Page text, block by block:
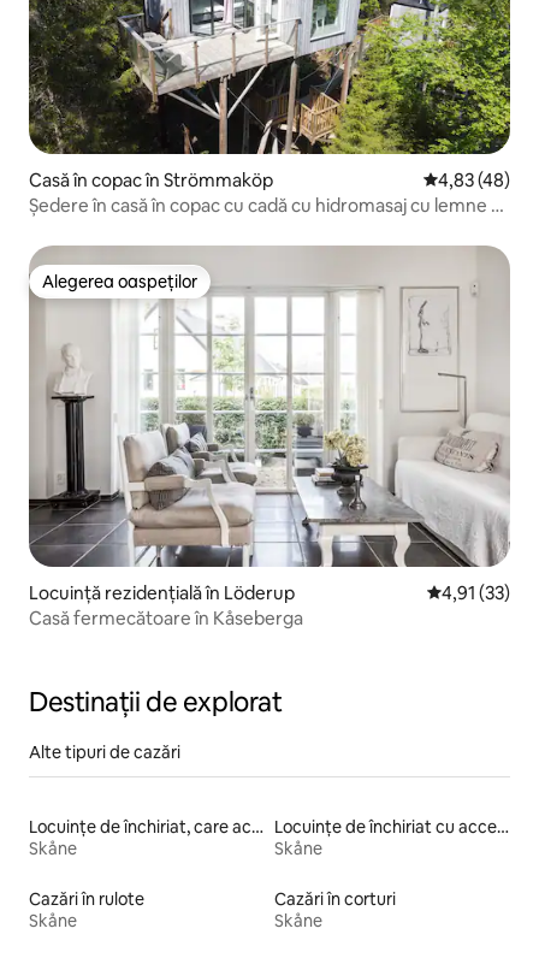
Casă în copac în Strömmaköp Scor mediu
4,83 (48)
Ședere în casă în copac cu cadă cu hidromasaj cu lemne și
Alegerea oaspeților
Alegerea oaspeților
Locuință rezidențială în Löderup Scor mediu
4,91 (33)
Casă fermecătoare în Kåseberga
Destinații de explorat
Alte tipuri de cazări
Locuințe de închiriat, care acceptă animale de companie
Skåne
Locuințe de închiriat cu acces la pârtie
Skåne
Cazări în rulote
Skåne
Cazări în corturi
Skåne